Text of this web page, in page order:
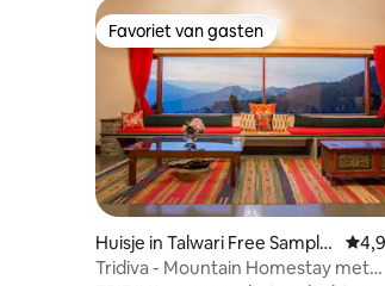
Favoriet van gasten
Favoriet van gasten
Huisje in Talwari Free Sample
Stat
Tridiva - Mountain Homestay met